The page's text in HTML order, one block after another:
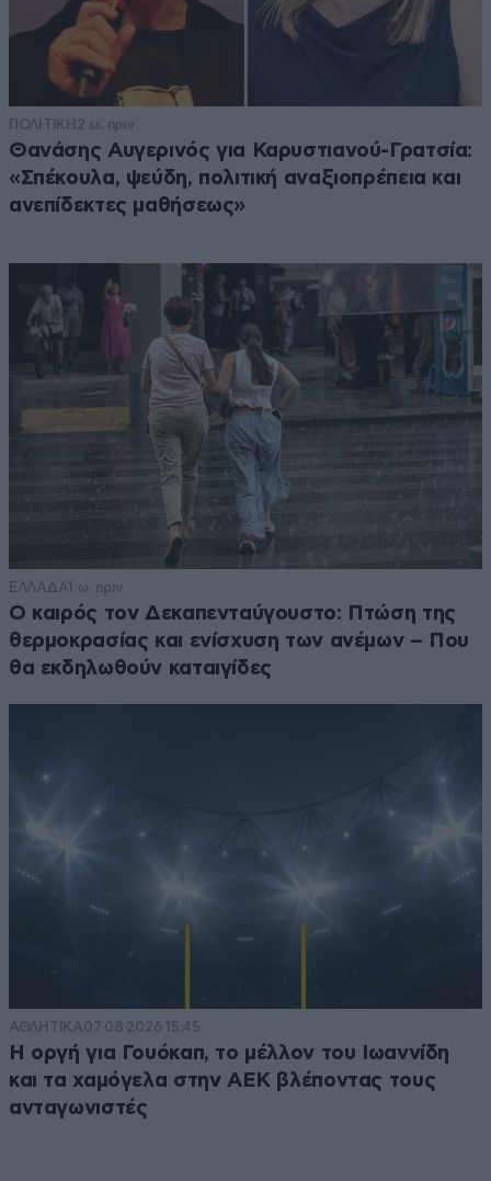
ΠΟΛΙΤΙΚΗ 2 ω. πριν
Θανάσης Αυγερινός για Καρυστιανού-Γρατσία:
«Σπέκουλα, ψεύδη, πολιτική αναξιοπρέπεια και
ανεπίδεκτες μαθήσεως»
ΕΛΛΑΔΑ1 ω. πριν
Ο καιρός τον Δεκαπενταύγουστο: Πτώση της
θερμοκρασίας και ενίσχυση των ανέμων – Που
θα εκδηλωθούν καταιγίδες
ΑΘΛΗΤΙΚΑ07·08·2026 15:45
Η οργή για Γουόκαπ, το μέλλον του Ιωαννίδη
και τα χαμόγελα στην ΑΕΚ βλέποντας τους
ανταγωνιστές